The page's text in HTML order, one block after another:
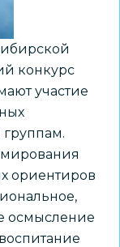
конкурс
участие
ориентиров
осмысление